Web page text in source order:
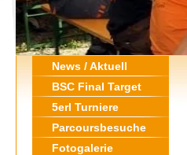
News / Aktuell
BSC Final Target
5erl Turniere
Parcoursbesuche
Fotogalerie